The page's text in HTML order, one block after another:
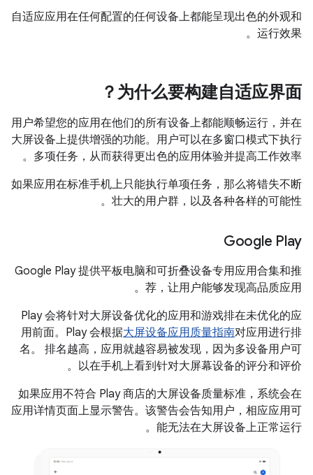
自适应应用在任何配置的任何设备上都能呈现出色的外观和
运行效果。
为什么要构建自适应界面？
用户希望您的应用在他们的所有设备上都能顺畅运行，并在
大屏设备上提供增强的功能。用户可以在多窗口模式下执行
多项任务，从而获得更出色的应用体验并提高工作效率。
如果应用在标准手机上只能执行单项任务，那么将错失不断
壮大的用户群，以及各种各样的可能性。
Google Play
Google Play 提供平板电脑和可折叠设备专用应用合集和推
荐，让用户能够发现高品质应用。
Play 会将针对大屏设备优化的应用和游戏排在未优化的应
用前面。Play 会根据大屏设备应用质量指南对应用进行排
名。 排名越高，应用就越容易被发现，因为多设备用户可
以在手机上看到针对大屏幕设备的评分和评价。
如果应用不符合 Play 商店的大屏设备质量标准，系统会在
应用详情页面上显示警告。该警告会告知用户，相应应用可
能无法在大屏设备上正常运行。